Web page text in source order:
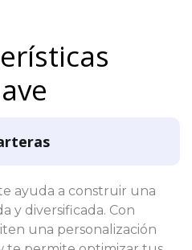
ayuda a construir una
y diversificada. Con
una personalización